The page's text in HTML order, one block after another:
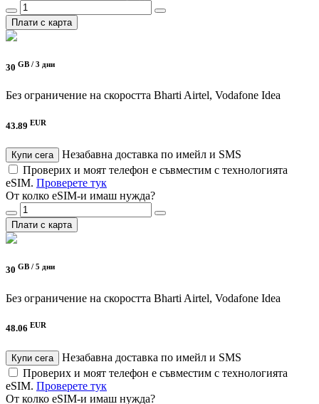
Плати с карта
30 GB / 3 дни
Без ограничение на скоростта Bharti Airtel, Vodafone Idea
43.89 EUR
Купи сега
Незабавна доставка по имейл и SMS
Проверих и моят телефон е съвместим с технологията
eSIM. Проверете тук
От колко eSIM-и имаш нужда?
Плати с карта
30 GB / 5 дни
Без ограничение на скоростта Bharti Airtel, Vodafone Idea
48.06 EUR
Купи сега
Незабавна доставка по имейл и SMS
Проверих и моят телефон е съвместим с технологията
eSIM. Проверете тук
От колко eSIM-и имаш нужда?